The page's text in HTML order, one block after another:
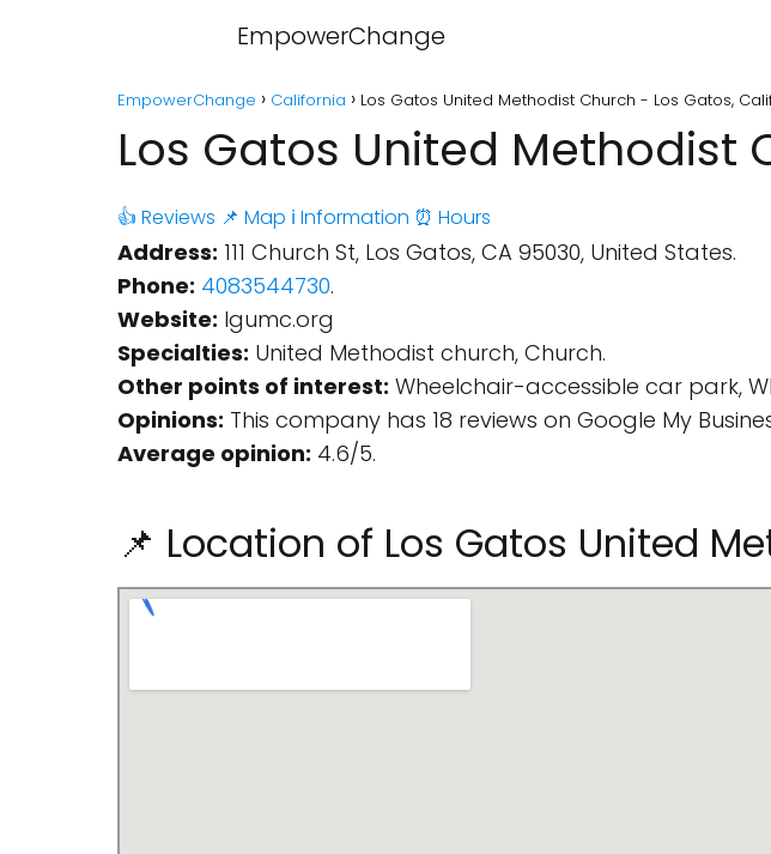
EmpowerChange
EmpowerChange California Los Gatos United Methodist Church - Los Gatos,
Los Gatos United Methodist
👍 Reviews 📌 Map ℹ️ Information ⏰ Hours
Address: 111 Church St, Los Gatos, CA 95030, United States.
Phone: 4083544730.
Website: lgumc.org
Specialties: United Methodist church, Church.
Other points of interest: Wheelchair-accessible car park,
Opinions: This company has 18 reviews on Google My
Average opinion: 4.6/5.
📌 Location of Los Gatos United